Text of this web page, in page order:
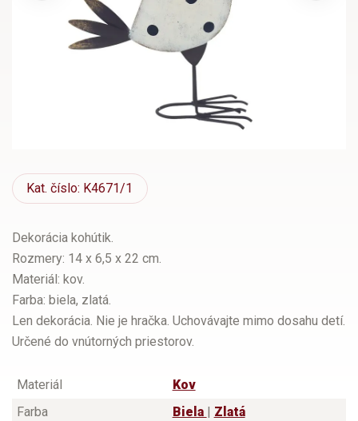
Kat. číslo: K4671/1
Dekorácia kohútik.
Rozmery: 14 x 6,5 x 22 cm.
Materiál: kov.
Farba: biela, zlatá.
Len dekorácia. Nie je hračka. Uchovávajte mimo dosahu detí.
Určené do vnútorných priestorov.
Materiál
Kov
Farba
Biela
Zlatá